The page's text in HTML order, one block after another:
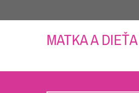
MATKA A